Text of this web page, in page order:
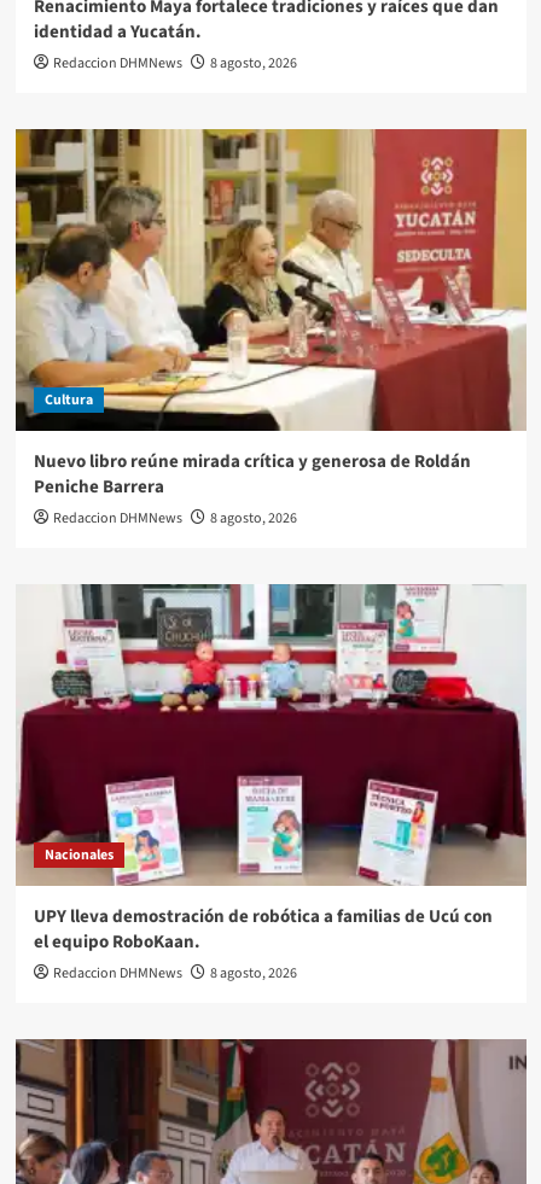
Renacimiento Maya fortalece tradiciones y raíces que dan
identidad a Yucatán.
Redaccion DHMNews 8 agosto, 2026
Cultura
Nuevo libro reúne mirada crítica y generosa de Roldán
Peniche Barrera
Redaccion DHMNews 8 agosto, 2026
Nacionales
UPY lleva demostración de robótica a familias de Ucú con
el equipo RoboKaan.
Redaccion DHMNews 8 agosto, 2026